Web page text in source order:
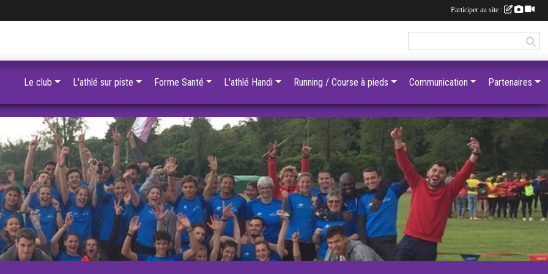
Le club L'athlé sur piste Forme Santé L'athlé Handi Running / Course à pieds Communication Partenaires
Participer au site :